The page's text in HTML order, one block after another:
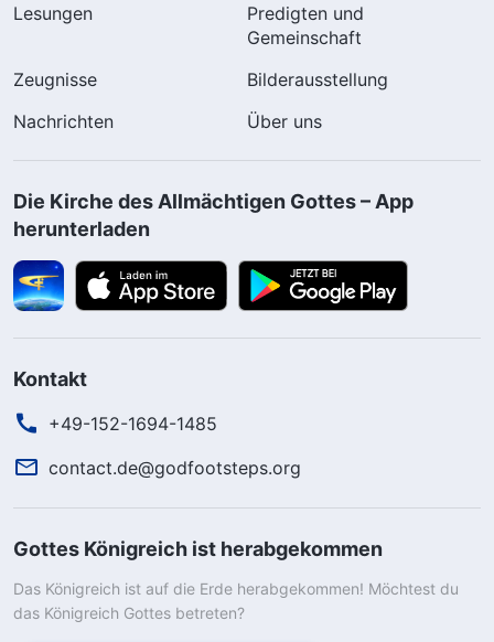
Lesungen
Predigten und
Gemeinschaft
Zeugnisse
Bilderausstellung
Nachrichten
Über uns
Die Kirche des Allmächtigen Gottes – App
herunterladen
Kontakt
+49-152-1694-1485
contact.de@godfootsteps.org
Gottes Königreich ist herabgekommen
Das Königreich ist auf die Erde herabgekommen! Möchtest du
das Königreich Gottes betreten?